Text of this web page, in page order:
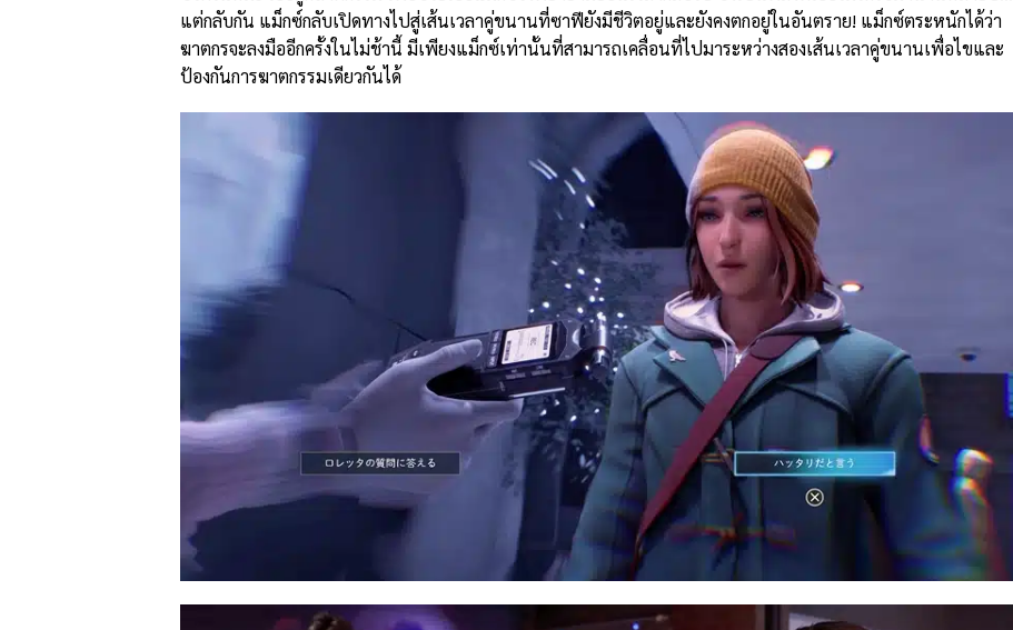
แต่กลับกัน แม็กซ์กลับเปิดทางไปสู่เส้นเวลาคู่ขนานที่ซาฟียังมีชีวิตอยู่และยังคงตกอยู่ในอันตราย! แม็กซ์ตระหนักได้ว่า
ฆาตกรจะลงมืออีกครั้งในไม่ช้านี้ มีเพียงแม็กซ์เท่านั้นที่สามารถเคลื่อนที่ไปมาระหว่างสองเส้นเวลาคู่ขนานเพื่อไขและ
ป้องกันการฆาตกรรมเดียวกันได้